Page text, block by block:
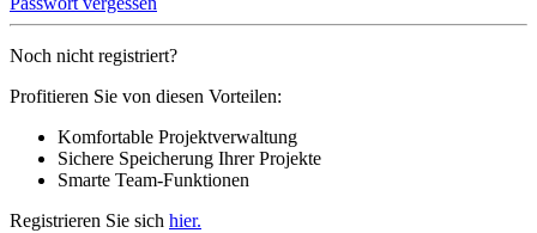
Noch nicht registriert?
Profitieren Sie von diesen Vorteilen:
Komfortable Projektverwaltung
Sichere Speicherung Ihrer Projekte
Smarte Team-Funktionen
Registrieren Sie sich hier.